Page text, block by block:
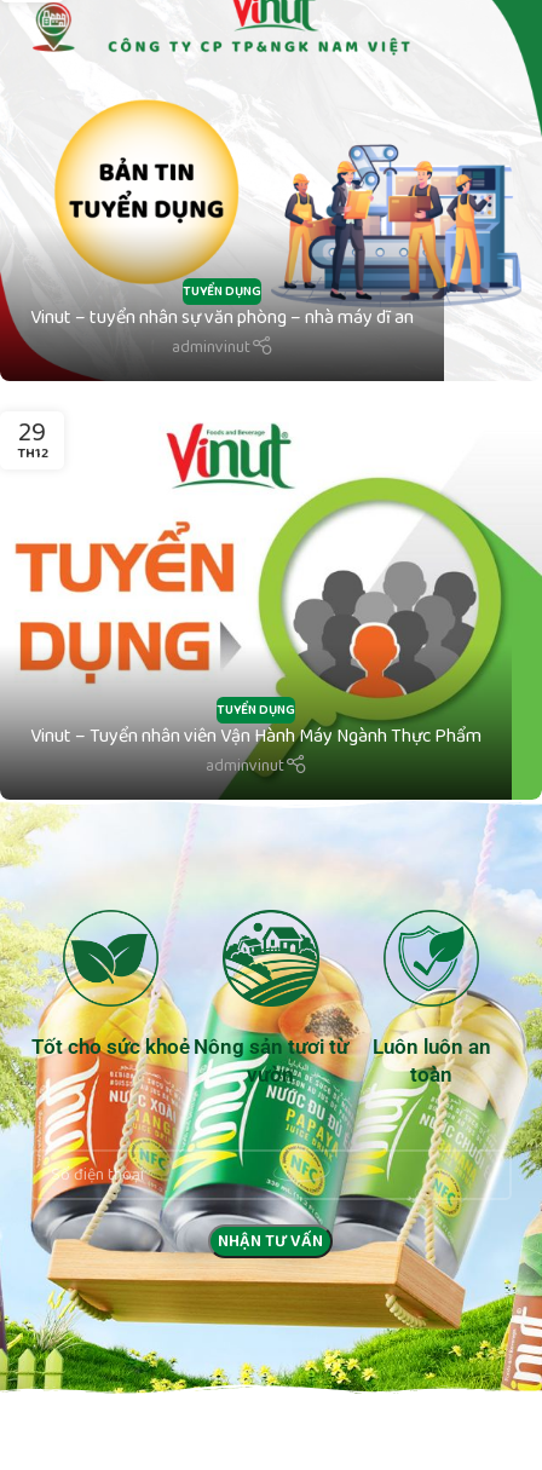
TUYỂN DỤNG
Vinut – tuyển nhân sự văn phòng – nhà máy dĩ an
adminvinut
29
TH12
TUYỂN DỤNG
Vinut – Tuyển nhân viên Vận Hành Máy Ngành Thực Phẩm
adminvinut
Tốt cho sức khoẻ Nông sản tươi từ
vườn
Luôn luôn an
toàn